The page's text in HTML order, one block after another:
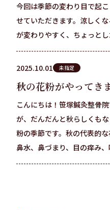
今回は季節の変わり目で起
せていただきます。涼しく
が変わりやすく、ちょっと
2025.10.01 未指定
秋の花粉がやってき
こんにちは！笹塚鍼灸整骨
が、だんだんと秋らしくも
粉の季節です。秋の代表的
鼻水、鼻づまり、目の痒み